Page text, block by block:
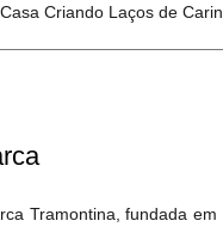
Criando Laços de
Tramontina, fundada